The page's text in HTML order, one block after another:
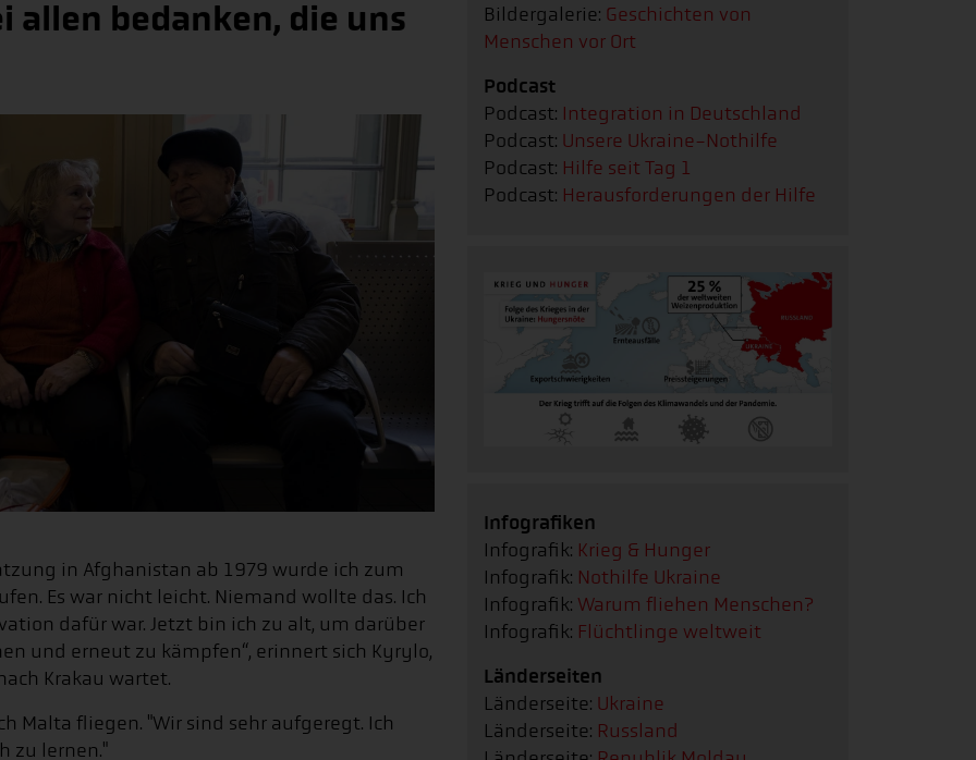
allen bedanken, die uns
in Afghanistan ab 1979 wurde ich zum
Es war nicht leicht. Niemand wollte das. Ich
dafür war. Jetzt bin ich zu alt, um darüber
und erneut zu kämpfen“, erinnert sich Kyrylo,
Krakau wartet.
Malta fliegen. "Wir sind sehr aufgeregt. Ich
zu lernen."
Bildergalerie: Geschichten von
Menschen vor Ort
Podcast
Podcast: Integration in Deutschland
Podcast: Unsere Ukraine-Nothilfe
Podcast: Hilfe seit Tag 1
Podcast: Herausforderungen der Hilfe
Infografiken
Infografik: Krieg & Hunger
Infografik: Nothilfe Ukraine
Infografik: Warum fliehen Menschen?
Infografik: Flüchtlinge weltweit
Länderseiten
Länderseite: Ukraine
Länderseite: Russland